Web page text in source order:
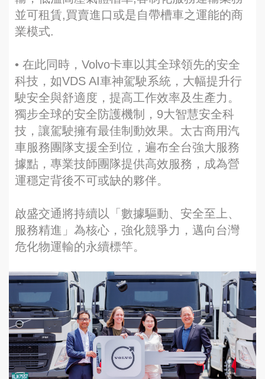
並可租賃,買賣進口或是自帶槽車之運能的商
業模式.
• 在此同時，Volvo卡車以其全球領先的安全
科技，如VDS AI車神駕駛系統，大幅提升行
駛安全與舒適度，提高工作效率及生產力。
獨步全球的安全防護機制，9大智慧安全科
技，讓駕駛擁有最佳制動效果。太古商用汽
車服務團隊支援全到位，遍布全台強大服務
據點，專業技師團隊提供高效服務，成為營
運穩定背後不可或缺的夥伴。
啟盛交通將持續以「數據驅動、安全至上、
服務精進」為核心，強化競爭力，邁向台灣
危化物運輸的永續標竿。